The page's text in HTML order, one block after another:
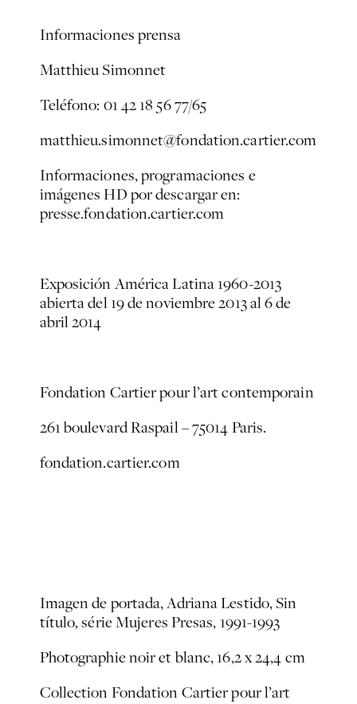
Informaciones prensa
Matthieu Simonnet
Teléfono: 01 42 18 56 77/65
matthieu.simonnet@fondation.cartier.com
Informaciones, programaciones e
imágenes HD por descargar en:
presse.fondation.cartier.com
Exposición América Latina 1960-2013
abierta del 19 de noviembre 2013 al 6 de
abril 2014
Fondation Cartier pour l’art contemporain
261 boulevard Raspail – 75014 Paris.
fondation.cartier.com
Imagen de portada, Adriana Lestido,Sin
título, sérieMujeres Presas, 1991-1993
Photographie noir et blanc, 16,2 x 24,4 cm
Collection Fondation Cartier pour l’art